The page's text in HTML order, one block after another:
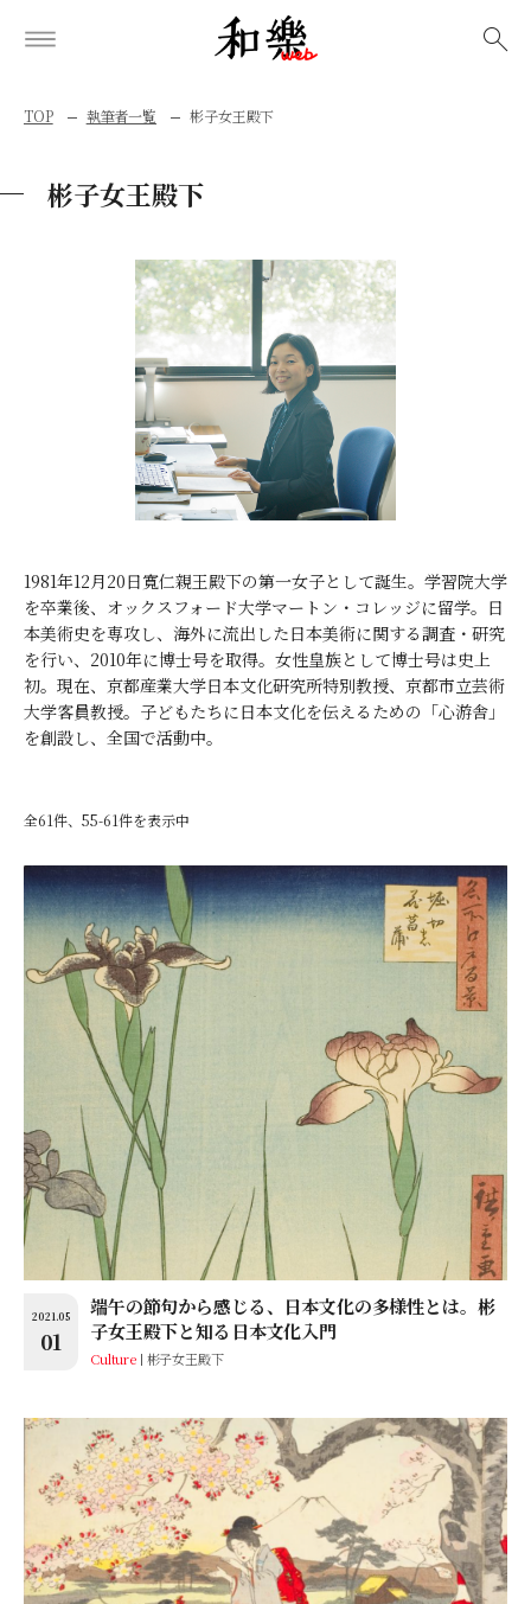
TOP 執筆者一覧 彬子女王殿下
彬子女王殿下
1981年12月20日寬仁親王殿下の第一女子として誕生。学習院大学
を卒業後、オックスフォード大学マートン・コレッジに留学。日
本美術史を専攻し、海外に流出した日本美術に関する調査・研究
を行い、2010年に博士号を取得。女性皇族として博士号は史上
初。現在、京都産業大学日本文化研究所特別教授、京都市立芸術
大学客員教授。子どもたちに日本文化を伝えるための「心游舎」
を創設し、全国で活動中。
全61件、55-61件を表示中
2021.05
01
端午の節句から感じる、日本文化の多様性とは。彬
子女王殿下と知る日本文化入門
Culture 彬子女王殿下